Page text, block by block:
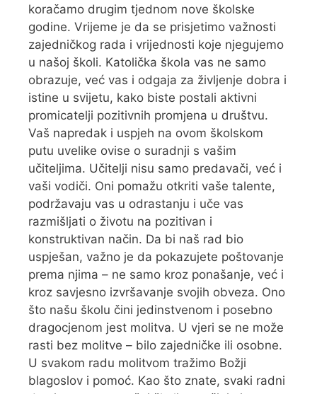
koračamo drugim tjednom nove školske
godine. Vrijeme je da se prisjetimo važnosti
zajedničkog rada i vrijednosti koje njegujemo
u našoj školi. Katolička škola vas ne samo
obrazuje, već vas i odgaja za življenje dobra i
istine u svijetu, kako biste postali aktivni
promicatelji pozitivnih promjena u društvu.
Vaš napredak i uspjeh na ovom školskom
putu uvelike ovise o suradnji s vašim
učiteljima. Učitelji nisu samo predavači, već i
vaši vodiči. Oni pomažu otkriti vaše talente,
podržavaju vas u odrastanju i uče vas
razmišljati o životu na pozitivan i
konstruktivan način. Da bi naš rad bio
uspješan, važno je da pokazujete poštovanje
prema njima – ne samo kroz ponašanje, već i
kroz savjesno izvršavanje svojih obveza. Ono
što našu školu čini jedinstvenom i posebno
dragocjenom jest molitva. U vjeri se ne može
rasti bez molitve – bilo zajedničke ili osobne.
U svakom radu molitvom tražimo Božji
blagoslov i pomoć. Kao što znate, svaki radni